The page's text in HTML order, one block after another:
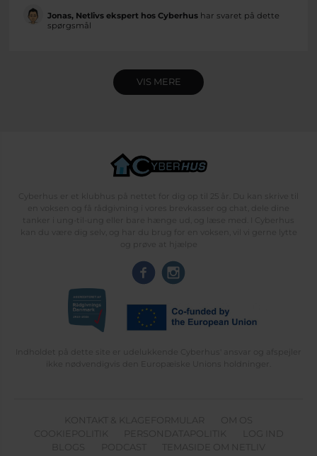
Jonas, Netlivs ekspert hos Cyberhushar svaret på dette
spørgsmål
VIS MERE
Cyberhus er et klubhus på nettet for dig op til 25 år. Du kan skrive til
en voksen og få rådgivning i vores brevkasser og chat, dele dine
tanker i ung-til-ung eller bare hænge ud, og læse med. I Cyberhus
kan du være dig selv, og har du brug for en voksen, vil vi gerne lytte
og prøve at hjælpe
Indholdet på dette site er udelukkende Cyberhus' ansvar og afspejler
ikke nødvendigvis den Europæiske Unions holdninger.
KONTAKT & KLAGEFORMULAR
OM OS
COOKIEPOLITIK
PERSONDATAPOLITIK
LOG IND
BLOGS
PODCAST TEMASIDE OM NETLIV